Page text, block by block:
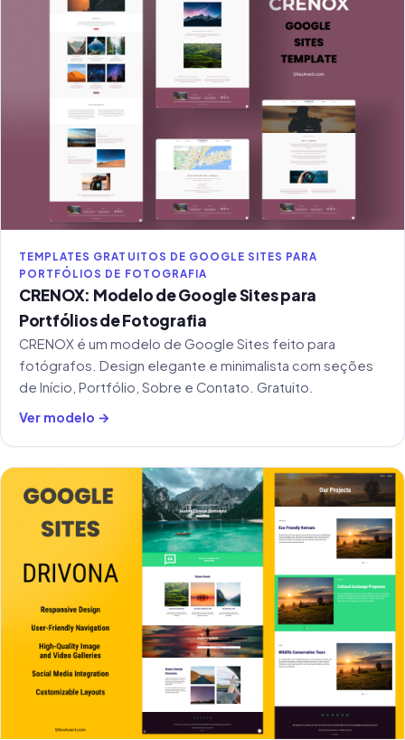
TEMPLATES GRATUITOS DE GOOGLE SITES PARA
PORTFÓLIOS DE FOTOGRAFIA
CRENOX: Modelo de Google Sites para
Portfólios de Fotografia
CRENOX é um modelo de Google Sites feito para
fotógrafos. Design elegante e minimalista com seções
de Início, Portfólio, Sobre e Contato. Gratuito.
Ver modelo →